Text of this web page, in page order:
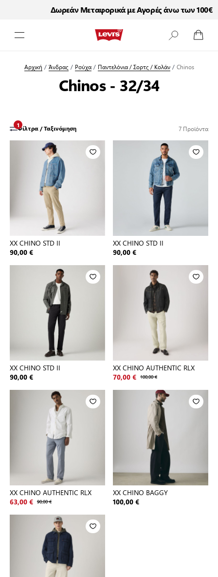
Δωρεάν Μεταφορικά με Αγορές άνω των 100€
Αρχική / Άνδρας / Ρούχα / Παντελόνια / Σορτς / Κολάν / Chinos
Chinos - 32/34
Φίλτρα / Ταξινόμηση
1 7Προϊόντα
XX CHINO STD II
90,00 €
XX CHINO STD II
90,00 €
XX CHINO STD II
90,00 €
XX CHINO AUTHENTIC RLX
70,00 € 100,00 €
XX CHINO AUTHENTIC RLX
63,00 € 90,00 €
XX CHINO BAGGY
100,00 €